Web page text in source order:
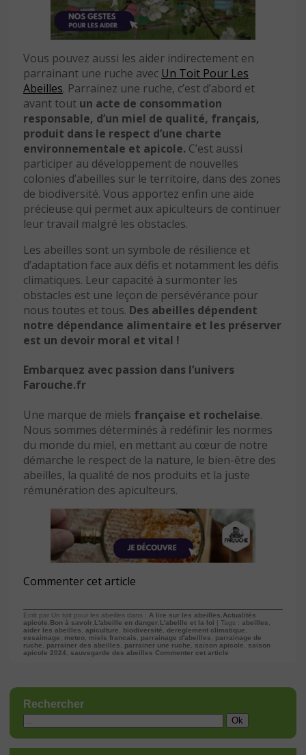
Vous pouvez aussi les aider indirectement en
parrainant une ruche avec Un Toit Pour Les
Abeilles. Parrainez une ruche, c’est d’abord et
avant tout un acte de consommation
responsable, d’un miel de qualité, français,
produit dans le respect d’une charte
environnementale et apicole. C’est aussi
participer au développement de nouvelles
colonies d’abeilles sur le territoire, dans des zones
de biodiversité. Vous apportez enfin une aide
précieuse qui permet aux apiculteurs de continuer
leur travail malgré les obstacles.
Les abeilles sont un symbole de résilience et
d’adaptation face aux défis et notamment les défis
climatiques. Leur capacité à surmonter les
obstacles est une leçon de persévérance pour
nous toutes et tous. Des abeilles dépendent
notre dépendance alimentaire et les préserver
est un devoir moral et vital !
Embarquez avec passion dans l’univers
Farouche.fr
Une marque de miels française et rochelaise.
Nous sommes déterminés à redéfinir les normes
du monde du miel, en mettant au cœur de notre
démarche le respect de la nature, le bien-être des
abeilles, la qualité de nos produits et la juste
rémunération des apiculteurs.
Commenter cet article
Ecrit par Un toit pour les abeilles dans : A lire sur les abeilles Actualités
apicole Bon à savoir L'abeille en danger L'abeille et la loi | Tags : abeilles
aider les abeilles
apiculture biodiversité dereglement climatique
essaimage
meteo miels francais parrainage d'abeilles
parrainage de
ruche
parrainer des abeilles parrainer une ruche saison apicole
saison
apicole 2024
sauvegarde des abeilles Commenter cet article
Rechercher